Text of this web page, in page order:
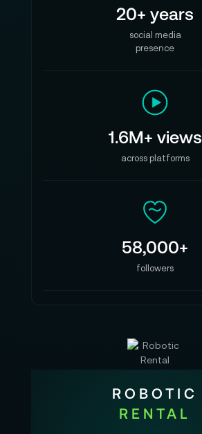
20+ years
social media
presence
1.6M+ views
across platforms
58,000+
followers
ROBOTIC
RENTAL